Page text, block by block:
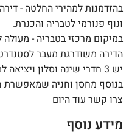
בהזדמנות למהירי החלטה -
ונוף פנורמי לטבריה והכנרת.
במיקום מרכזי בטבריה -
הדירה משודרגת מעבר
יש 3 חדרי שינה וסלון ויציאה למרפסת.
בנוסף מחסן וחניה שמאפשרת
צרו קשר עוד היום
מידע נוסף